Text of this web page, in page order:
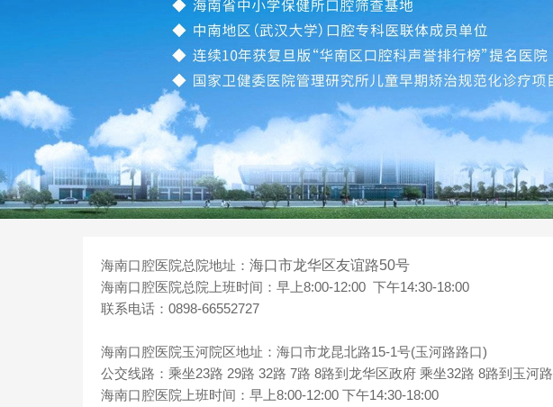
海南口腔医院总院地址： 海口市龙华区友谊路50号
海南口腔医院总院上班时间：早上8:00-12:00 下午14:30-18:00
联系电话：0898-66552727
海南口腔医院玉河院区地址：海口市龙昆北路15-1号(玉河路路口)
公交线路：乘坐23路 29路 32路 7路 8路到龙华区政府 乘坐32路 8路到玉河路
海南口腔医院上班时间：早上8:00-12:00 下午14:30-18:00